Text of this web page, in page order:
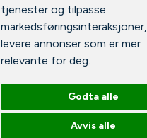
tjenester og tilpasse
markedsføringsinteraksjoner,
levere annonser som er mer
relevante for deg.
Godta alle
Avvis alle